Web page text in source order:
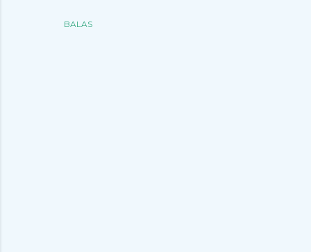
BALAS